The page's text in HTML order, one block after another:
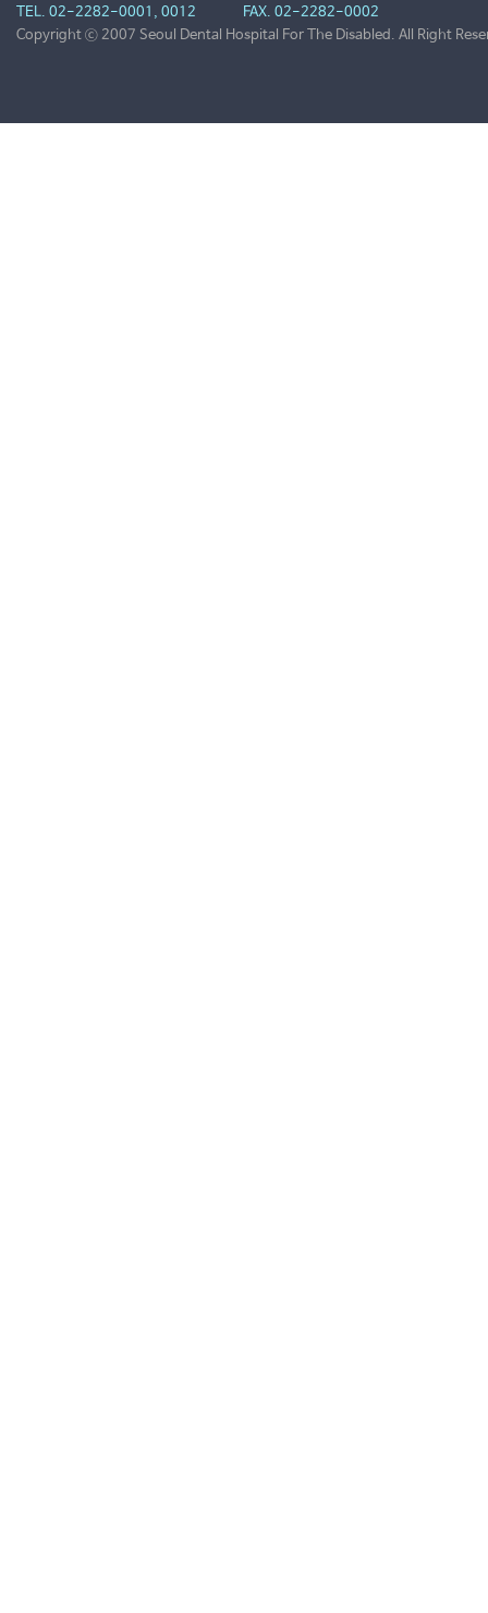
TEL. 02-2282-0001, 0012
FAX. 02-2282-0002
Copyright ⓒ 2007 Seoul Dental Hospital For The Disabled. All Right